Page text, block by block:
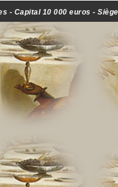
- Capital 10 000 euros -